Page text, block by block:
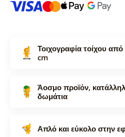
Τοιχογραφία τοίχου
cm
Άοσμο προϊόν,
δωμάτια
Απλό και εύκολο στην